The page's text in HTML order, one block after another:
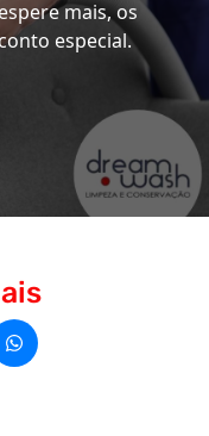
mais, os
especial.